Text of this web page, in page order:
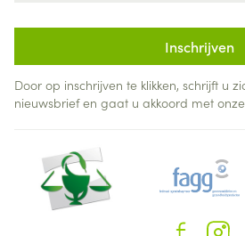
Inschrijven
Door op inschrijven te klikken, schrijft u
nieuwsbrief en gaat u akkoord met onze